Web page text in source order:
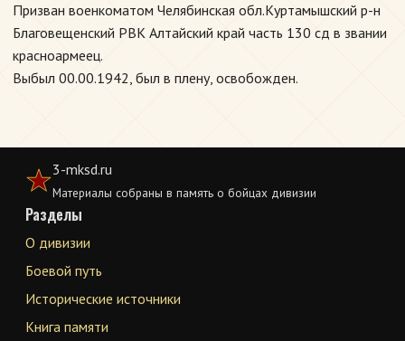
Призван военкоматом Челябинская обл.Куртамышский р-н
Благовещенский РВК Алтайский край часть 130 сд в звании
красноармеец.
Выбыл 00.00.1942, был в плену, освобожден.
3-mksd.ru
Материалы собраны в память о бойцах дивизии
Разделы
О дивизии
Боевой путь
Исторические источники
Книга памяти